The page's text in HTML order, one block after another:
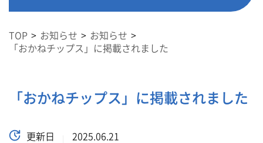
TOP お知らせ
お知らせ
「おかねチップス」に掲載されました
「おかねチップス」に掲載されました
更新日 2025.06.21